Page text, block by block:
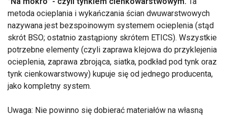
metoda ocieplania i wykańczania ścian dwuwarstwowych
nazywana jest bezspoinowym systemem ocieplenia (stąd
skrót BSO; ostatnio zastąpiony skrótem ETICS). Wszystkie
potrzebne elementy (czyli zaprawa klejowa do przyklejenia
ocieplenia, zaprawa zbrojąca, siatka, podkład pod tynk oraz
tynk cienkowarstwowy) kupuje się od jednego producenta,
jako kompletny system.
Uwaga: Nie powinno się dobierać materiałów na własną